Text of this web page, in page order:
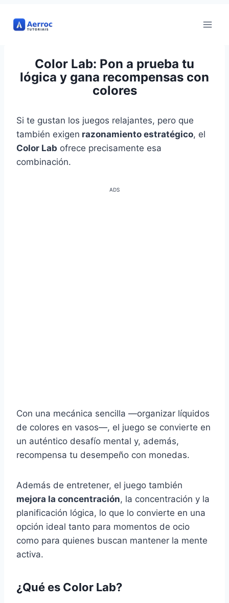
Color Lab: Pon a prueba tu
lógica y gana recompensas con
colores
Si te gustan los juegos relajantes, pero que
también exigen razonamiento estratégico, el
Color Lab ofrece precisamente esa
combinación.
ADS
Con una mecánica sencilla —organizar líquidos
de colores en vasos—, el juego se convierte en
un auténtico desafío mental y, además,
recompensa tu desempeño con monedas.
Además de entretener, el juego también
mejora la concentración, la concentración y la
planificación lógica, lo que lo convierte en una
opción ideal tanto para momentos de ocio
como para quienes buscan mantener la mente
activa.
¿Qué es Color Lab?